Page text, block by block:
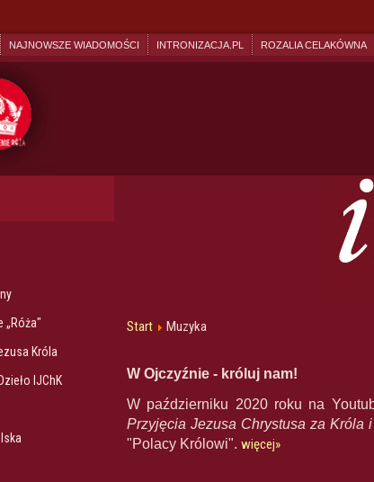
NAJNOWSZE WIADOMOŚCI INTRONIZACJA.PL ROZALIA CELAKÓWNA
„Róża"
Króla
IJChK
Start Muzyka
W Ojczyźnie - króluj nam!
W październiku 2020 roku na
Przyjęcia Jezusa Chrystusa za Króla
"Polacy Królowi". więcej»